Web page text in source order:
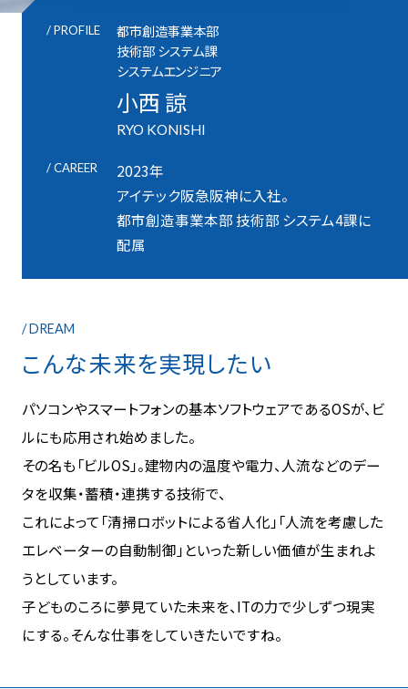
/ PROFILE
都市創造事業本部
技術部 システム課
システムエンジニア
小西 諒
RYO KONISHI
/ CAREER
2023年
アイテック阪急阪神に入社。
都市創造事業本部 技術部 システム4課に
配属
/ DREAM
こんな未来を実現したい
パソコンやスマートフォンの基本ソフトウェアであるOSが、ビ
ルにも応用され始めました。
その名も「ビルOS」。建物内の温度や電力、人流などのデー
タを収集・蓄積・連携する技術で、
これによって「清掃ロボットによる省人化」「人流を考慮した
エレベーターの自動制御」といった新しい価値が生まれよ
うとしています。
子どものころに夢見ていた未来を、ITの力で少しずつ現実
にする。そんな仕事をしていきたいですね。